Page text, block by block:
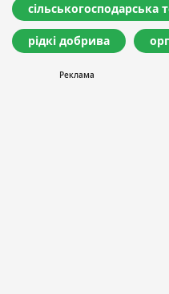
сільськогосподарська
рідкі добрива